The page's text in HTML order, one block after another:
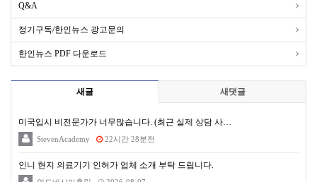
Q&A
정기구독/한인뉴스 광고문의
한인뉴스 PDF 다운로드
새글 새댓글
미국입시 비전문가가 너무많습니다. (최근 실제 상담 사…
StevenAcademy 22시간 28분전
인니 현지 의료기기 인허가 업체 소개 부탁 드립니다.